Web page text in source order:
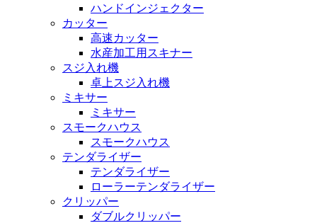
ハンドインジェクター
カッター
高速カッター
水産加工用スキナー
スジ入れ機
卓上スジ入れ機
ミキサー
ミキサー
スモークハウス
スモークハウス
テンダライザー
テンダライザー
ローラーテンダライザー
クリッパー
ダブルクリッパー